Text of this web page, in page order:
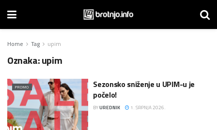
Home Tag upim
Oznaka:upim
PROMO
Sezonsko sniženje u UPIM-u je
počelo!
BYUREDNIK 1. SRPNJA 2026.